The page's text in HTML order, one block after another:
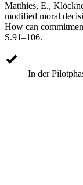
Matthies, E.,
modified moral
How can
S.91–106.
In der